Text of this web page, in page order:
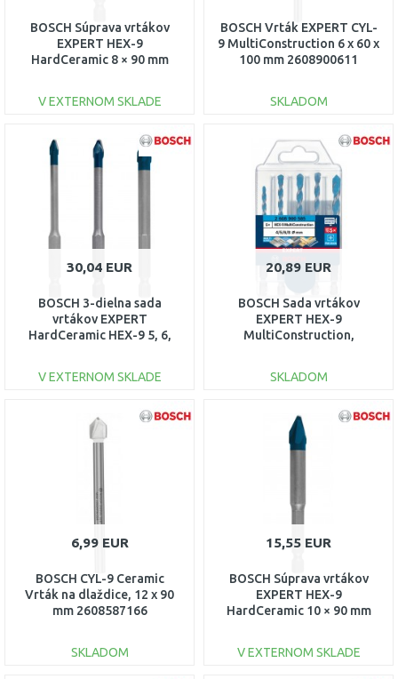
BOSCH Súprava vrtákov
EXPERT HEX-9
HardCeramic 8 × 90 mm
V EXTERNOM SKLADE
DO KOŠÍKA
Porovnať
BOSCH Vrták EXPERT CYL-
9 MultiConstruction 6 x 60 x
100 mm 2608900611
SKLADOM
DO KOŠÍKA
Porovnať
30,04 EUR
BOSCH 3-dielna sada
vrtákov EXPERT
HardCeramic HEX-9 5, 6,
V EXTERNOM SKLADE
DO KOŠÍKA
20,89 EUR
BOSCH Sada vrtákov
EXPERT HEX-9
MultiConstruction,
SKLADOM
DO KOŠÍKA
Porovnať
6,99 EUR
BOSCH CYL-9 Ceramic
Vrták na dlaždice, 12 x 90
mm 2608587166
SKLADOM
15,55 EUR
BOSCH Súprava vrtákov
EXPERT HEX-9
HardCeramic 10 × 90 mm
V EXTERNOM SKLADE